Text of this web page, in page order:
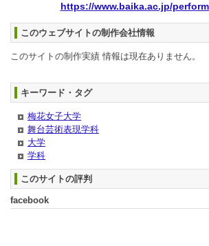
https://www.baika.ac.jp/
このウェブサイトの制作会社情報
このサイトの制作実績 情報は現在ありません。
キーワード・タグ
梅花女子大学
舞台芸術表現学科
大学
学科
このサイトの評判
facebook